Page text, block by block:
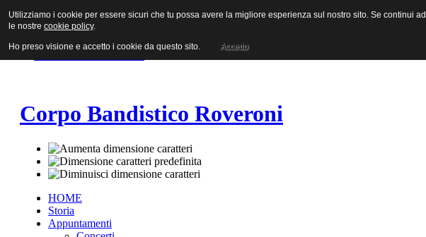
Vai al contenuto
Vai alla navigazione principale
Vai alla prima colonna
Corpo Bandistico Roveroni
HOME
Storia
Appuntamenti
Utilizziamo i cookie per essere sicuri che tu possa avere la migliore esperienza sul nostro sito. Se continui
le nostre cookie policy.
Ho preso visione e accetto i cookie da questo sito. Accetto